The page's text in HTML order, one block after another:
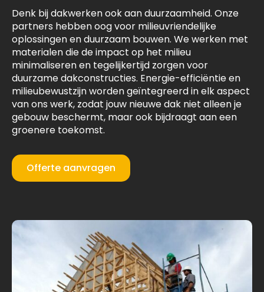
Denk bij dakwerken ook aan duurzaamheid. Onze
partners hebben oog voor milieuvriendelijke
oplossingen en duurzaam bouwen. We werken met
materialen die de impact op het milieu
minimaliseren en tegelijkertijd zorgen voor
duurzame dakconstructies. Energie-efficiëntie en
milieubewustzijn worden geïntegreerd in elk aspect
van ons werk, zodat jouw nieuwe dak niet alleen je
gebouw beschermt, maar ook bijdraagt aan een
groenere toekomst.
Offerte aanvragen